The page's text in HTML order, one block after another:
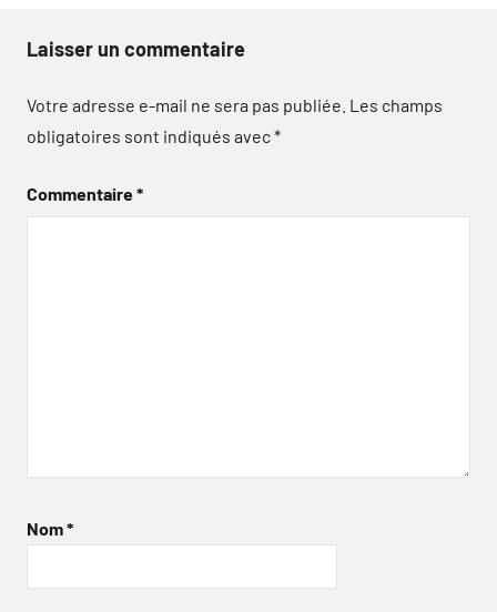
Laisser un commentaire
Votre adresse e-mail ne sera pas publiée. Les champs
obligatoires sont indiqués avec*
Commentaire*
Nom*